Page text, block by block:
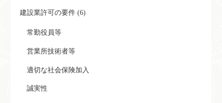
建設業許可の要件 (6)
常勤役員等
営業所技術者等
適切な社会保険加入
誠実性